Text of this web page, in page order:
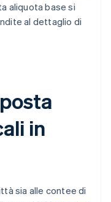
aliquota base si
al dettaglio di
in
sia alle contee di